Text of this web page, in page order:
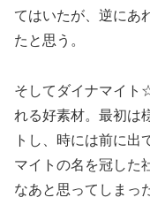
てはいたが、逆にあ
たと思う。
そしてダイナマイト
れる好素材。最初は
トし、時には前に出
マイトの名を冠した
なあと思ってしまっ